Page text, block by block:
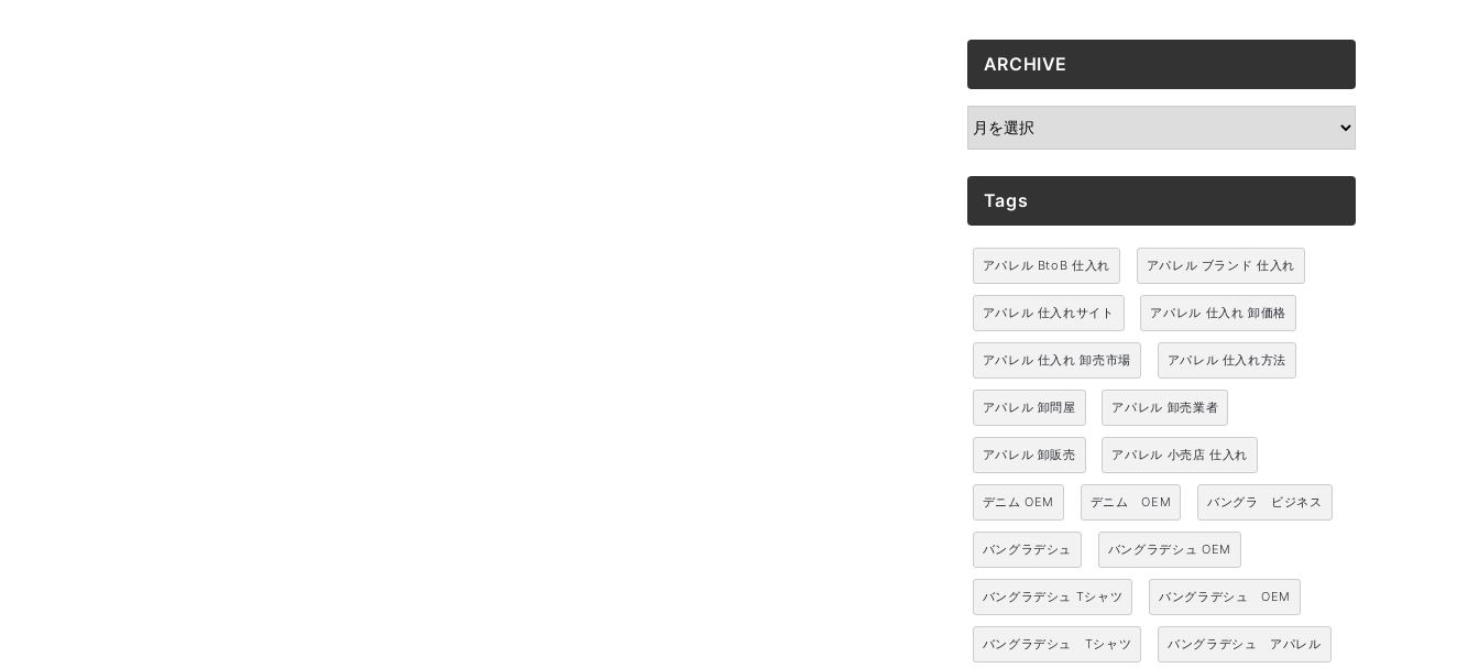
ARCHIVE
ARCHIVE
Tags
アパレル BtoB 仕入れ アパレル ブランド 仕入れ
アパレル 仕入れサイト アパレル 仕入れ 卸価格
アパレル 仕入れ 卸売市場 アパレル 仕入れ方法
アパレル 卸問屋 アパレル 卸売業者
アパレル 卸販売 アパレル 小売店 仕入れ
デニム OEM デニム OEM バングラ ビジネス
バングラデシュ バングラデシュ OEM
バングラデシュ Tシャツ バングラデシュ OEM
バングラデシュ Tシャツ バングラデシュ アパレル